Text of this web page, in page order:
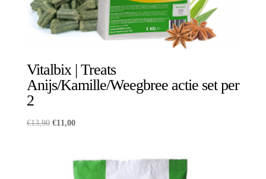
Vitalbix | Treats
Anijs/Kamille/Weegbree actie set per
2
€13,90 Oorspronkelijke
€13,90.
€11,00Huidige
€11,00.